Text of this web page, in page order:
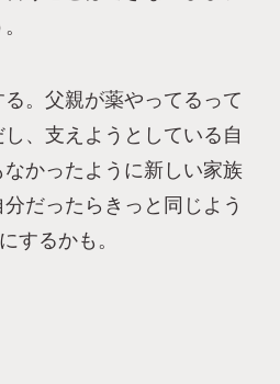
。父親が薬やってるって
、支えようとしている自
かったように新しい家族
だったらきっと同じよう
するかも。